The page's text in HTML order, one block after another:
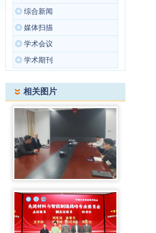
◎ 综合新闻
◎ 媒体扫描
◎ 学术会议
◎ 学术期刊
相关图片